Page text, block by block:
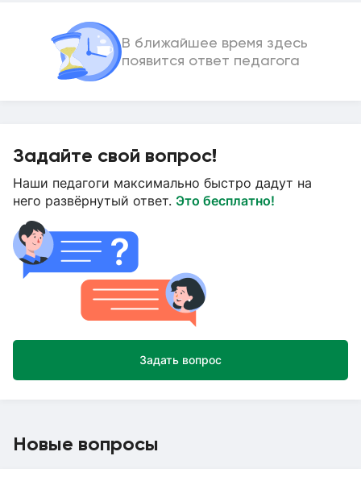
В ближайшее время здесь
появится ответ педагога
Задайте свой вопрос!
Наши педагоги максимально быстро дадут на
него развёрнутый ответ. Это бесплатно!
Задать вопрос
Новые вопросы